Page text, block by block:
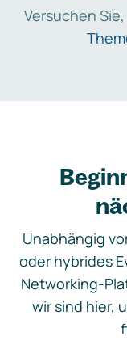
Versuchen
Unabhängig
oder hybrides
Networking-
wir sind hier,